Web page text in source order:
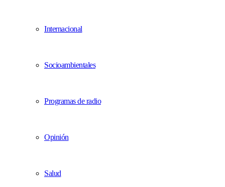
Internacional
Socioambientales
Programas de radio
Opinión
Salud